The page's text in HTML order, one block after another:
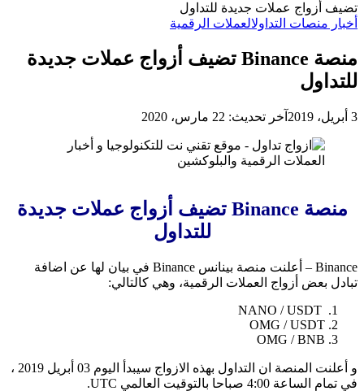
تضيف أزواج عملات جديدة للتداول
أخبار منصات التداولالعملات الرقمية
منصة Binance تضيف أزواج عملات جديدة
للتداول
3 أبريل، 2019 آخر تحديث: 22 مارس، 2020
منصة Binance تضيف أزواج عملات جديدة
للتداول
Binance – أعلنت منصة بينانس Binance في بيان لها عن اضافة
تبادل بعض أزواج العملات الرقمية، وهي كالتالي:
OMG / USDT
OMG / BNB
و أعلنت المنصة ان التداول بهذه الازواج سيبدأ اليوم 03 أبريل 2019 ،
في تمام الساعة 4:00 صباحا بالتوقيت العالمي UTC.